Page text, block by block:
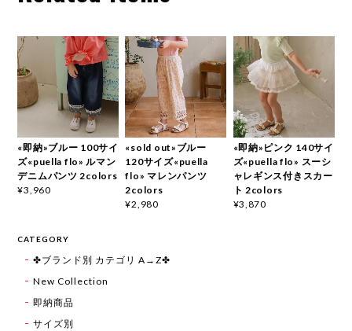
«即納»ブルー 100サイ
ズ«puella flo» ルマン
デニムパンツ 2colors
¥3,960
«sold out»ブルー
120サイズ«puella
flo» マレンパンツ
2colors
¥2,980
«即納»ピンク 140サイ
ズ«puella flo» スーシ
ャレギンス付きスカー
ト 2colors
¥3,870
CATEGORY
✤ブランド別 カテゴリ A→Z✤
New Collection
即納商品
サイズ別